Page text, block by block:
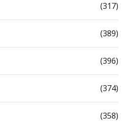
(317)
(389)
(396)
(374)
(358)